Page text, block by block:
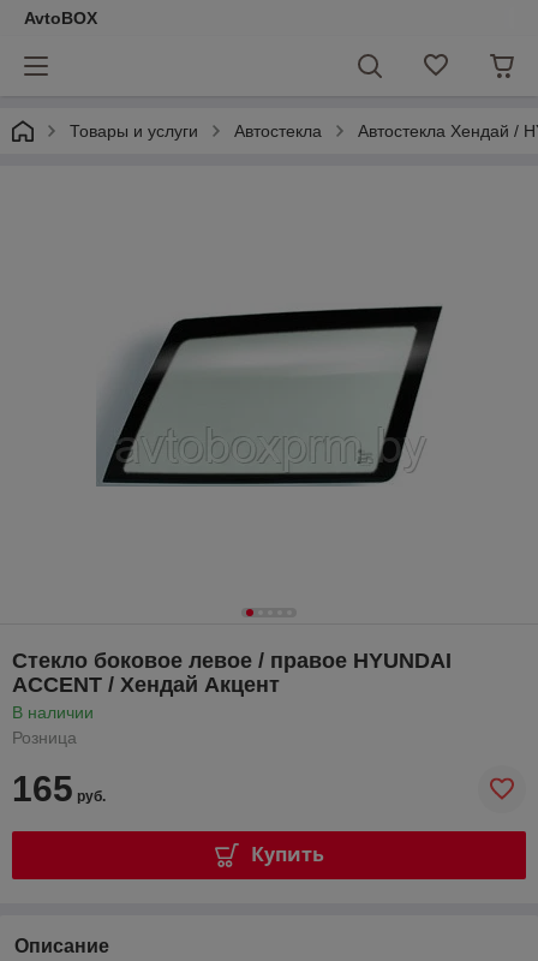
AvtoBOX
Товары и услуги Автостекла Автостекла Хендай /
Стекло боковое левое / правое HYUNDAI
ACCENT / Хендай Акцент
В наличии
Розница
165 руб.
Купить
Описание